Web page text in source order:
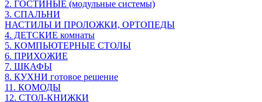
2. ГОСТИНЫЕ (модульные системы)
3. СПАЛЬНИ
НАСТИЛЫ И ПРОЛОЖКИ, ОРТОПЕДЫ
4. ДЕТСКИЕ комнаты
5. КОМПЬЮТЕРНЫЕ СТОЛЫ
6. ПРИХОЖИЕ
7. ШКАФЫ
8. КУХНИ готовое решение
11. КОМОДЫ
12. СТОЛ-КНИЖКИ